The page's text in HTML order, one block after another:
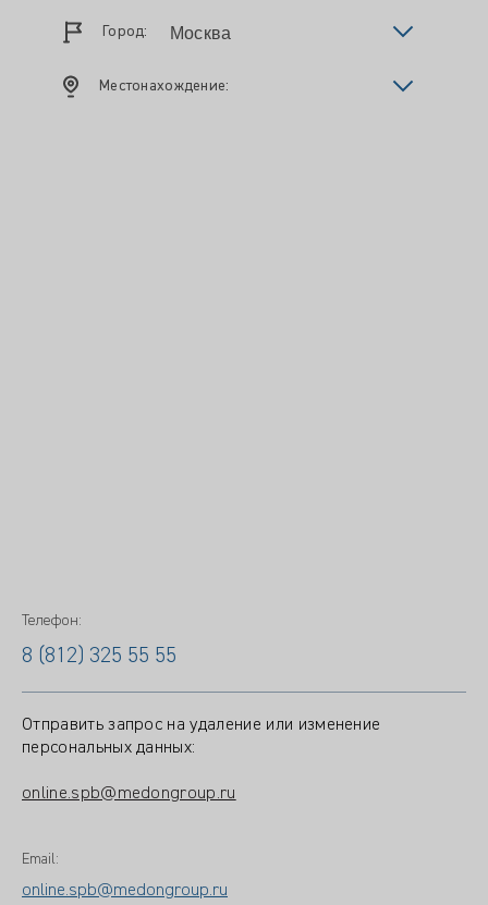
Город:
Местонахождение:
Телефон:
8 (812) 325 55 55
Отправить запрос на удаление или изменение
персональных данных:
online.spb@medongroup.ru
Email:
online.spb@medongroup.ru